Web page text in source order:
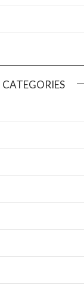
CATEGORIES